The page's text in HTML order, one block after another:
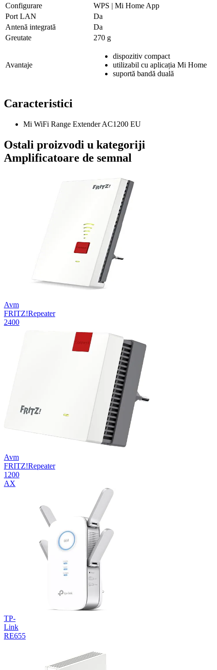
Configurare
WPS | Mi Home App
Port LAN
Da
Antenă integrată
Da
Greutate
270 g
Avantaje
dispozitiv compact
utilizabil cu aplicația Mi Home
suportă bandă duală
Caracteristici
Mi WiFi Range Extender AC1200 EU
Ostali proizvodi u kategoriji
Amplificatoare de semnal
Avm
FRITZ!Repeater
2400
Avm
FRITZ!Repeater
1200
AX
TP-
Link
RE655